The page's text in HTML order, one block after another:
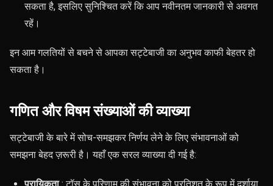
सकता है, इसलिए सुनिश्चित करें कि आप नवीनतम जानकारी से अवगत
रहें।
इन आम गलतियों से बचने से आपका सट्टेबाजी का अनुभव काफी बेहतर हो
सकता है।
गणित और विषम संख्याओं की व्याख्या
सट्टेबाजी के बारे में सोच-समझकर निर्णय लेने के लिए संभावनाओं को
समझना बेहद ज़रूरी है। यहाँ एक सरल व्याख्या दी गई है: